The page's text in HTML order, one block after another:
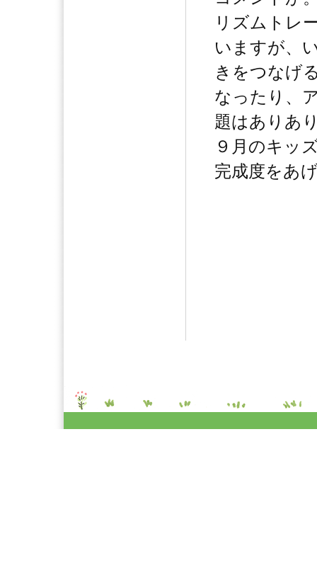
リズムトレ
いますが、
きをつなげ
なったり、
題はありあ
９月のキッ
完成度をあ